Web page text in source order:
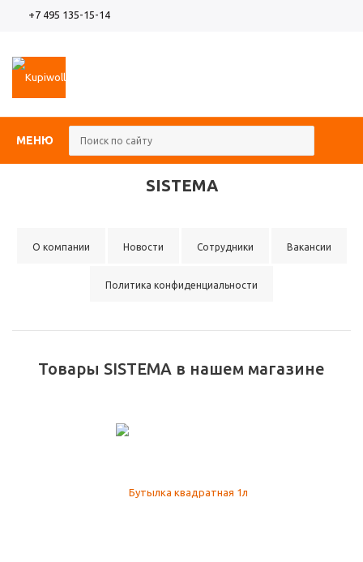
+7 495 135-15-14
МЕНЮ
SISTEMA
О компании Новости Сотрудники Вакансии
Политика конфиденциальности
Товары SISTEMA в нашем магазине